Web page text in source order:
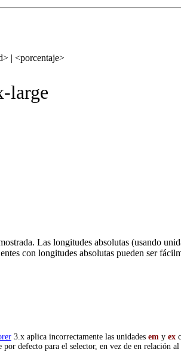
| <porcentaje>
large
Las longitudes absolutas (usando
con longitudes absolutas pueden ser
3.x aplica incorrectamente las unidades emy ex
defecto para el selector, en vez de en relación